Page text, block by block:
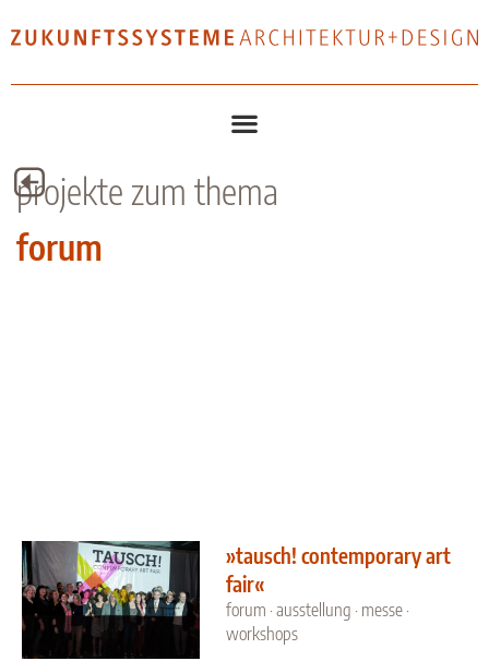
projekte zum thema
forum
»tausch! contemporary art
fair«
forum · ausstellung · messe ·
workshops